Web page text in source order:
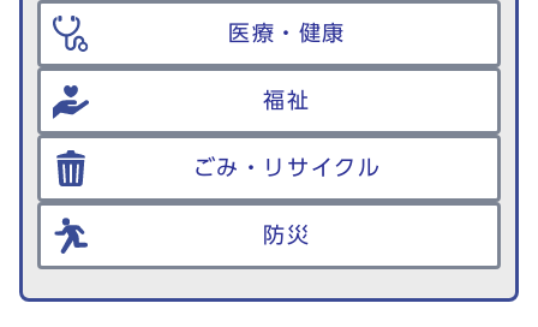
医療・健康
福祉
ごみ・リサイクル
防災